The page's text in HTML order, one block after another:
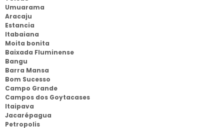
Umuarama
Aracaju
Estancia
Itabaiana
Moita bonita
Baixada Fluminense
Bangu
Barra Mansa
Bom Sucesso
Campo Grande
Campos dos Goytacases
Itaipava
Jacarépagua
Petropolis